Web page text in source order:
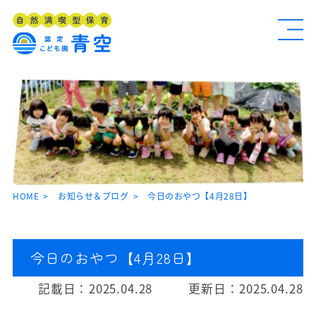
HOME お知らせ＆ブログ 今日のおやつ【4月28日】
今日のおやつ【4月28日】
記載日： 2025.04.28 更新日： 2025.04.28